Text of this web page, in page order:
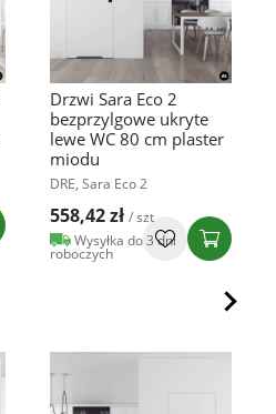
Drzwi Sara Eco 2
bezprzylgowe ukryte
lewe WC 80 cm plaster
miodu
DRE, Sara Eco 2
558,42 zł / szt
Wysyłka do 3 dni
roboczych